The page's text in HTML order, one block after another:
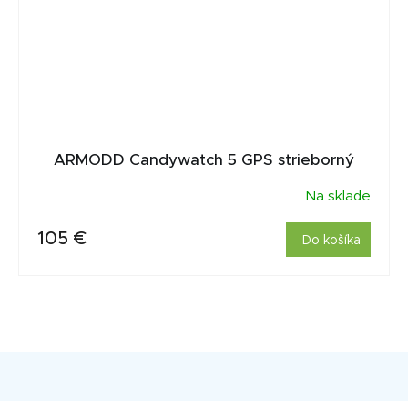
ARMODD Candywatch 5 GPS strieborný
Na sklade
105 € Do košíka